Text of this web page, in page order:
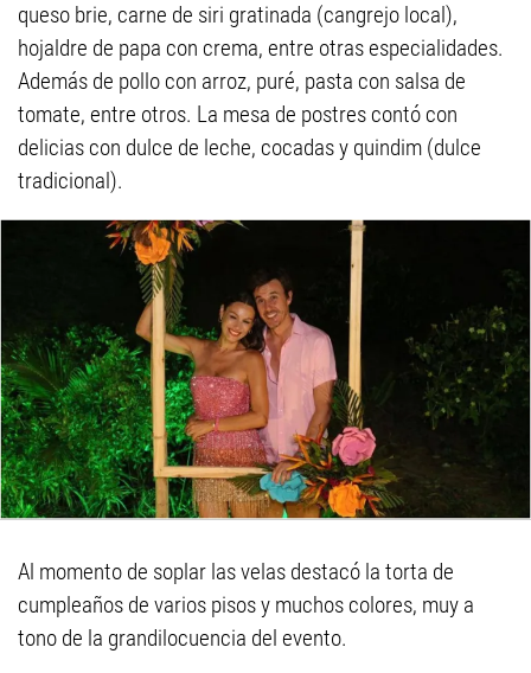
queso brie, carne de siri gratinada (cangrejo local),
hojaldre de papa con crema, entre otras especialidades.
Además de pollo con arroz, puré, pasta con salsa de
tomate, entre otros. La mesa de postres contó con
delicias con dulce de leche, cocadas y quindim (dulce
tradicional).
Al momento de soplar las velas destacó la torta de
cumpleaños de varios pisos y muchos colores, muy a
tono de la grandilocuencia del evento.